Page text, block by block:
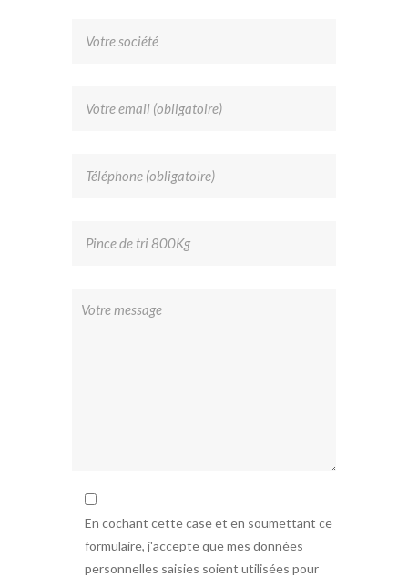
En cochant cette case et en soumettant ce
formulaire, j'accepte que mes données
personnelles saisies soient utilisées pour